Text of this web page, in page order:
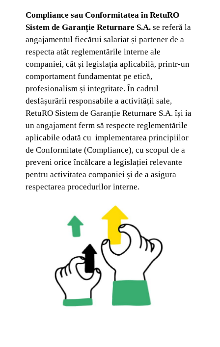
Compliance sau Conformitatea în RetuRO
Sistem de Garanție Returnare S.A. se referă la
angajamentul fiecărui salariat și partener de a
respecta atât reglementările interne ale
companiei, cât și legislația aplicabilă, printr-un
comportament fundamentat pe etică,
profesionalism și integritate. În cadrul
desfășurării responsabile a activității sale,
RetuRO Sistem de Garanție Returnare S.A. își ia
un angajament ferm să respecte reglementările
aplicabile odată cu implementarea principiilor
de Conformitate (Compliance), cu scopul de a
preveni orice încălcare a legislației relevante
pentru activitatea companiei și de a asigura
respectarea procedurilor interne.